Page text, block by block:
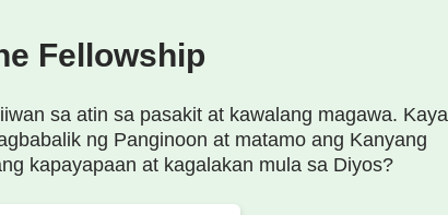
Fellowship
sa atin sa pasakit at kawalang magawa. Kaya
ng Panginoon at matamo ang Kanyang
kapayapaan at kagalakan mula sa Diyos?